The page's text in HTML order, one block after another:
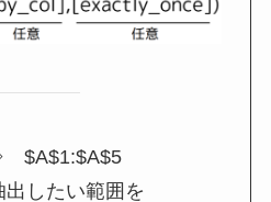
したい範囲を